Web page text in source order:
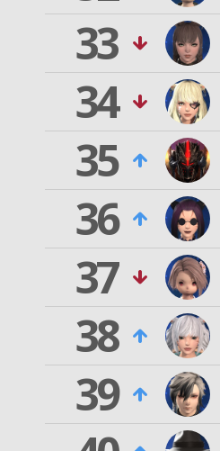
33
34
35
36
37
38
39